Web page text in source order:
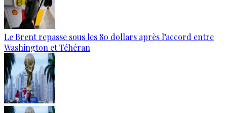
Le Brent repasse sous les 80 dollars après l’accord entre
Washington et Téhéran